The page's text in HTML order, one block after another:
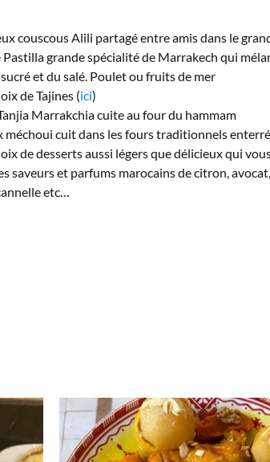
couscous Alili partagé entre amis dans le
Pastilla grande spécialité de Marrakech qui
et du salé. Poulet ou fruits de mer
de Tajines (ici)
Marrakchia cuite au four du hammam
méchoui cuit dans les fours traditionnels
de desserts aussi légers que délicieux qui
saveurs et parfums marocains de citron,
etc…